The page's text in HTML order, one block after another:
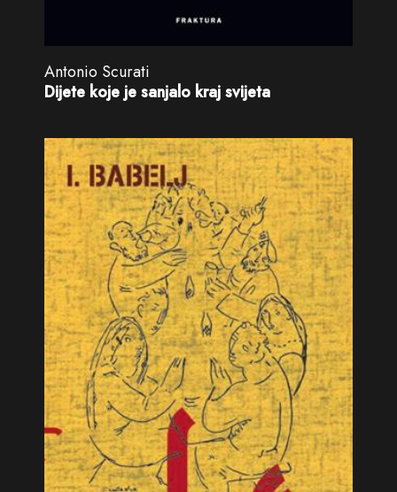
Antonio Scurati
Dijete koje je sanjalo kraj svijeta